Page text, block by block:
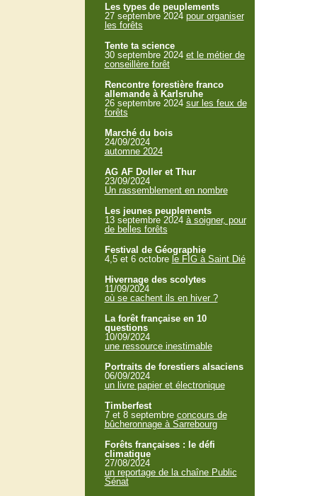
Les types de peuplements
27 septembre 2024 pour organiser
les forêts
Tente ta science
30 septembre 2024 et le métier de
conseillère forêt
Rencontre forestière franco
allemande à Karlsruhe
26 septembre 2024 sur les feux de
forêts
Marché du bois
24/09/2024
automne 2024
AG AF Doller et Thur
23/09/2024
Un rassemblement en nombre
Les jeunes peuplements
13 septembre 2024 à soigner, pour
de belles forêts
Festival de Géographie
4,5 et 6 octobre le FIG à Saint Dié
Hivernage des scolytes
11/09/2024
où se cachent ils en hiver ?
La forêt française en 10
questions
10/09/2024
une ressource inestimable
Portraits de forestiers alsaciens
06/09/2024
un livre papier et électronique
Timberfest
7 et 8 septembre concours de
bûcheronnage à Sarrebourg
Forêts françaises : le défi
climatique
27/08/2024
un reportage de la chaîne Public
Sénat